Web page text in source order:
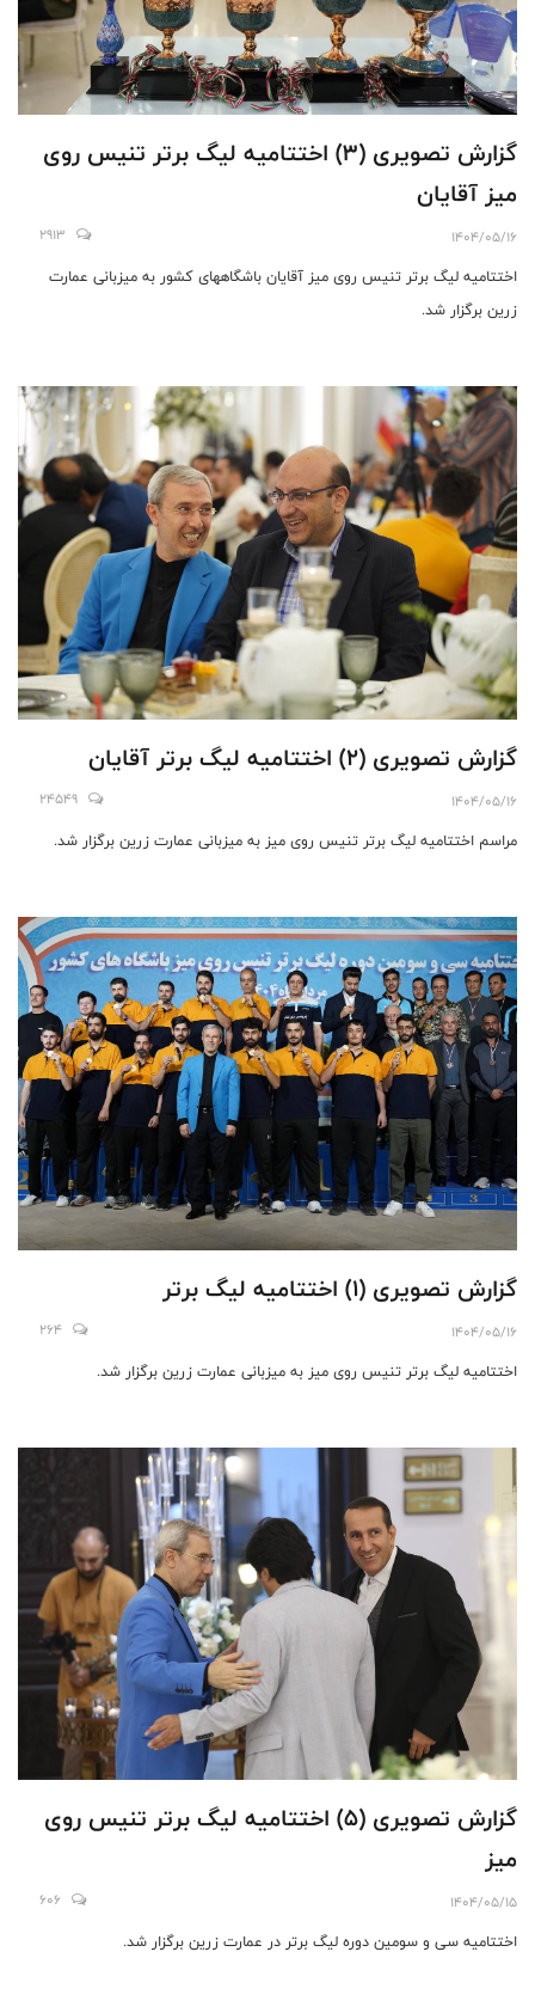
گزارش تصویری (۳) اختتامیه لیگ برتر تنیس روی
میز آقایان
1404/05/16
2913
اختتامیه لیگ برتر تنیس روی میز آقایان باشگاههای کشور به میزبانی عمارت
زرین برگزار شد.
گزارش تصویری (۲) اختتامیه لیگ برتر آقایان
1404/05/16
24549
مراسم اختتامیه لیگ برتر تنیس روی میز به میزبانی عمارت زرین برگزار شد.
گزارش تصویری (۱) اختتامیه لیگ برتر
1404/05/16
264
اختتامیه لیگ برتر تنیس روی میز به میزبانی عمارت زرین برگزار شد.
گزارش تصویری (۵) اختتامیه لیگ برتر تنیس روی
میز
1404/05/15
606
اختتامیه سی و سومین دوره لیگ برتر در عمارت زرین برگزار شد.